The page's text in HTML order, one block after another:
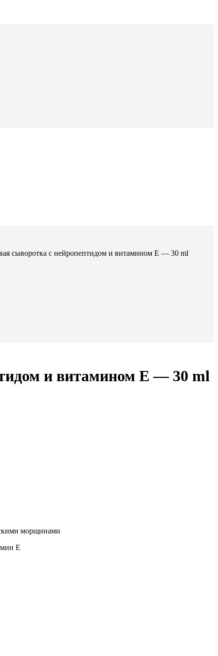
сыворотка с нейропептидом и витамином Е — 30 ml
и витамином Е — 30 ml
морщинами
E